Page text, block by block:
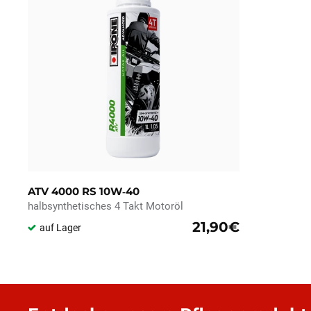
ATV 4000 RS 10W‑40
halbsynthetisches 4 Takt Motoröl
auf Lager 21,90€